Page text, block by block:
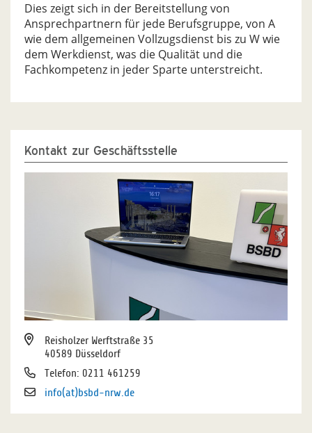
Dies zeigt sich in der Bereitstellung von
Ansprechpartnern für jede Berufsgruppe, von A
wie dem allgemeinen Vollzugsdienst bis zu W wie
dem Werkdienst, was die Qualität und die
Fachkompetenz in jeder Sparte unterstreicht.
Kontakt zur Geschäftsstelle
Reisholzer Werftstraße 35
40589 Düsseldorf
Telefon: 0211 461259
info(at)bsbd-nrw.de